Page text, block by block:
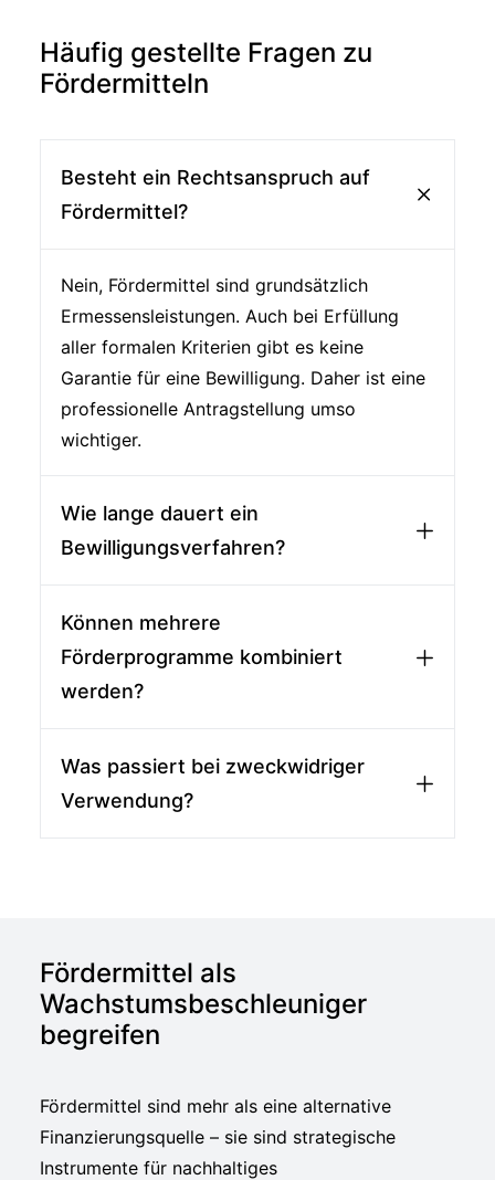
Häufig gestellte Fragen zu
Fördermitteln
Besteht ein Rechtsanspruch auf
Fördermittel?
Nein, Fördermittel sind grundsätzlich
Ermessensleistungen. Auch bei Erfüllung
aller formalen Kriterien gibt es keine
Garantie für eine Bewilligung. Daher ist eine
professionelle Antragstellung umso
wichtiger.
Wie lange dauert ein
Bewilligungsverfahren?
Können mehrere
Förderprogramme kombiniert
werden?
Was passiert bei zweckwidriger
Verwendung?
Fördermittel als
Wachstumsbeschleuniger
begreifen
Fördermittel sind mehr als eine alternative
Finanzierungsquelle – sie sind strategische
Instrumente für nachhaltiges